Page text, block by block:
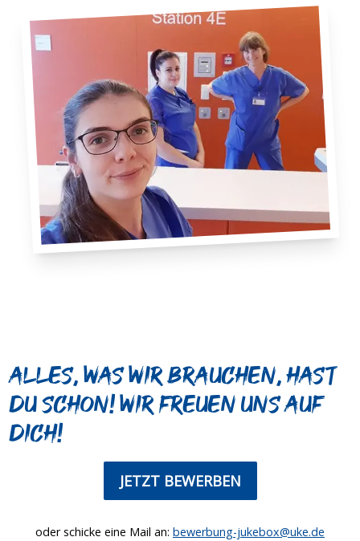
Alles, was wir brauchen, hast
du schon! Wir freuen uns auf
dich!
JETZT BEWERBEN
oder schicke eine Mail an: bewerbung-jukebox@uke.de